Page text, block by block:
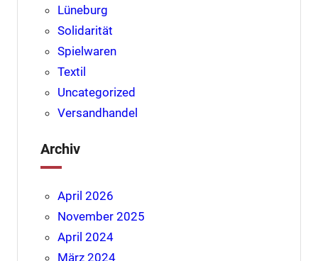
Lüneburg
Solidarität
Spielwaren
Textil
Uncategorized
Versandhandel
Archiv
April 2026
November 2025
April 2024
März 2024